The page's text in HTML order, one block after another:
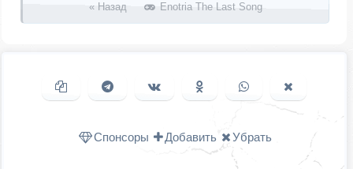
« Назад Enotria The Last Song
Копировать ссылкуПоделиться в Telegram
Поделиться ВКонтакте
Поделиться в
Одноклассниках
Поделиться в
WhatsAppв X
Спонсоры Добавить Убрать